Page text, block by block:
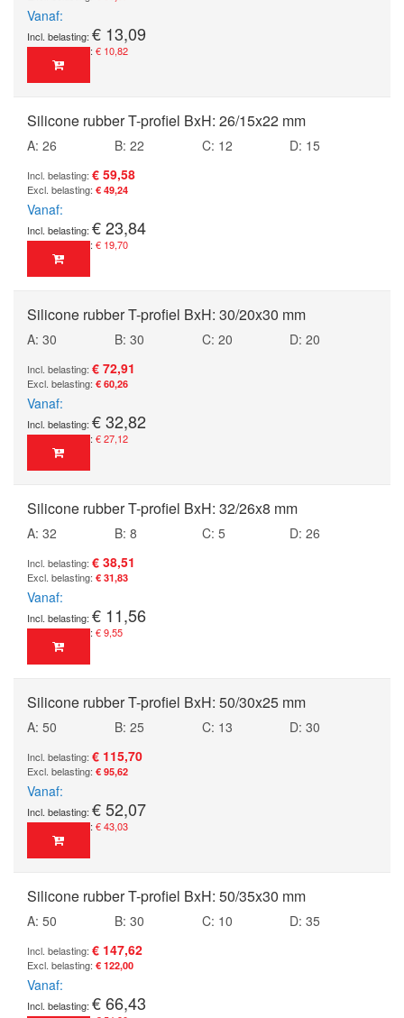
Vanaf
€ 13,09
€ 10,82
Silicone rubber T-profiel BxH: 26/15x22 mm
A: 26 B: 22 C: 12
D: 15
€ 59,58
€ 49,24
Vanaf
€ 23,84
€ 19,70
Silicone rubber T-profiel BxH: 30/20x30 mm
A: 30 B: 30 C: 20
D: 20
€ 72,91
€ 60,26
Vanaf
€ 32,82
€ 27,12
Silicone rubber T-profiel BxH: 32/26x8 mm
A: 32 B: 8 C: 5
D: 26
€ 38,51
€ 31,83
Vanaf
€ 11,56
€ 9,55
Silicone rubber T-profiel BxH: 50/30x25 mm
A: 50 B: 25 C: 13
D: 30
€ 115,70
€ 95,62
Vanaf
€ 52,07
€ 43,03
Silicone rubber T-profiel BxH: 50/35x30 mm
A: 50 B: 30 C: 10
D: 35
€ 147,62
€ 122,00
Vanaf
€ 66,43